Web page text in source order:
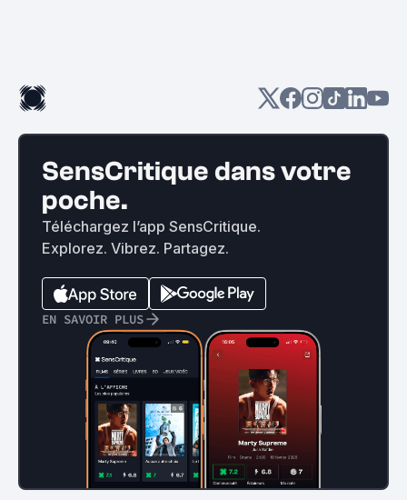
SensCritique dans votre
poche.
Téléchargez l’app SensCritique.
Explorez. Vibrez. Partagez.
EN SAVOIR PLUS